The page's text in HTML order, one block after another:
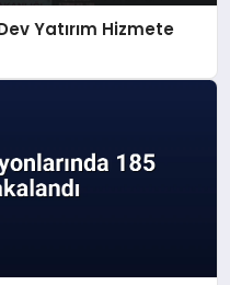
Yatırım Hizmete